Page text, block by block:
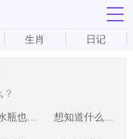
生肖 日记
理性水瓶也会为爱犯傻